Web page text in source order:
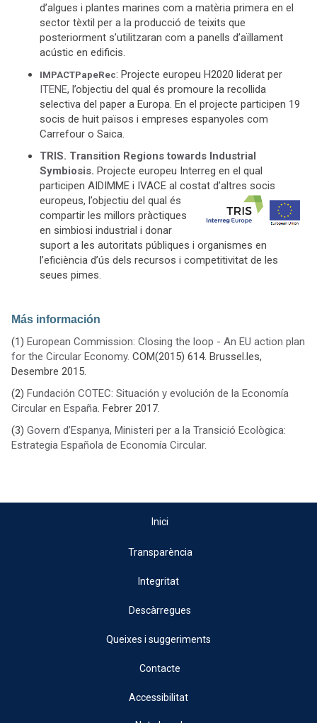
d’algues i plantes marines com a matèria primera en el
sector tèxtil per a la producció de teixits que
posteriorment s’utilitzaran com a panells d’aïllament
acústic en edificis.
IMPACTPapeRec: Projecte europeu H2020 liderat per
ITENE, l’objectiu del qual és promoure la recollida
selectiva del paper a Europa. En el projecte participen 19
socis de huit països i empreses espanyoles com
Carrefour o Saica.
TRIS. Transition Regions towards Industrial
Symbiosis. Projecte europeu Interreg en el qual
participen AIDIMME i IVACE al costat d’altres socis
europeus, l’objectiu del qual és
compartir les millors pràctiques
en simbiosi industrial i donar
suport a les autoritats públiques i organismes en
l’eficiència d’ús dels recursos i competitivitat de les
seues pimes.
Más información
(1) European Commission: Closing the loop - An EU action plan
for the Circular Economy. COM(2015) 614. Brussel.les,
Desembre 2015.
(2) Fundación COTEC: Situación y evolución de la Economía
Circular en España. Febrer 2017.
(3) Govern d’Espanya, Ministeri per a la Transició Ecològica:
Estrategia Española de Economía Circular.
Inici
Transparència
Integritat
Descàrregues
Queixes i suggeriments
Contacte
Accessibilitat